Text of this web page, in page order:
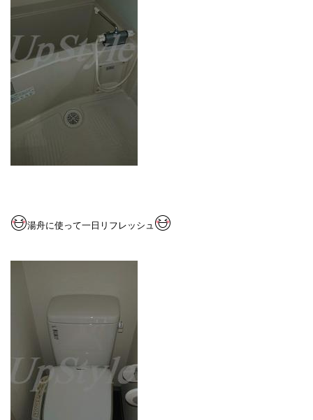
湯舟に使って一日リフ レッシュ